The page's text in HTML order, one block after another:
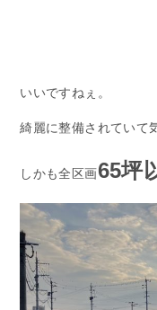
いいですねぇ。
綺麗に整備されていて
しかも全区画65坪